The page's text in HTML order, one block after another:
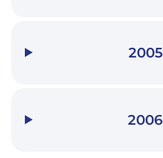
2005
2006